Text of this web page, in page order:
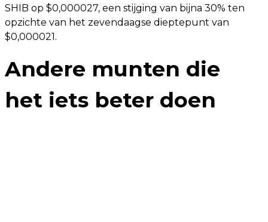
SHIB op $0,000027, een stijging van bijna 30% ten
opzichte van het zevendaagse dieptepunt van
$0,000021.
Andere munten die
het iets beter doen